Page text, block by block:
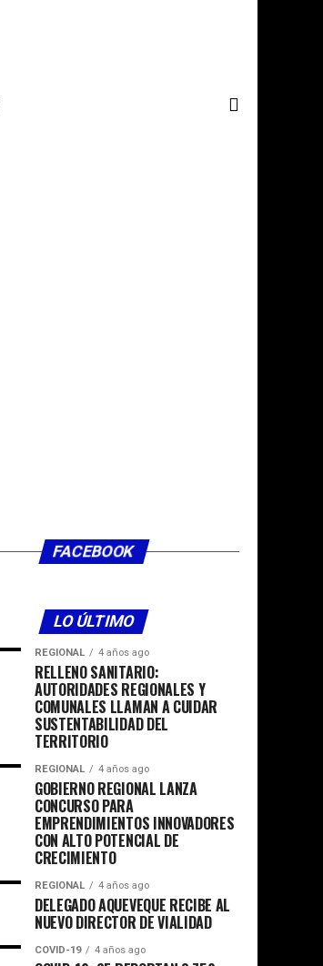
FACEBOOK
LO ÚLTIMO
REGIONAL 4 años ago
RELLENO SANITARIO:
AUTORIDADES REGIONALES Y
COMUNALES LLAMAN A CUIDAR
SUSTENTABILIDAD DEL
TERRITORIO
REGIONAL 4 años ago
GOBIERNO REGIONAL LANZA
CONCURSO PARA
EMPRENDIMIENTOS INNOVADORES
CON ALTO POTENCIAL DE
CRECIMIENTO
REGIONAL 4 años ago
DELEGADO AQUEVEQUE RECIBE AL
NUEVO DIRECTOR DE VIALIDAD
COVID-19 4 años ago